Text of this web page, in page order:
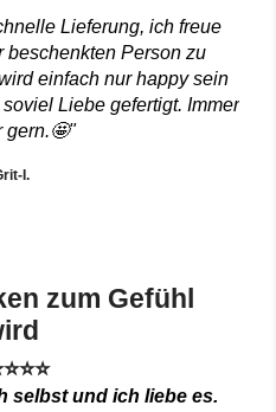
Lieferung, ich freue
beschenkten Person zu
einfach nur happy sein
Liebe gefertigt. Immer
gern.🤩"
I.
zum Gefühl
selbst und ich liebe es.